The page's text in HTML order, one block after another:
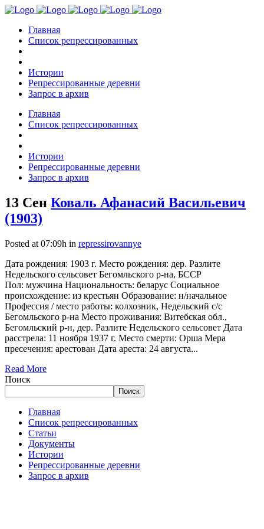
Главная
Список репрессированных
Истории
Репрессированные деревни
Запрос в архив
Главная
Список репрессированных
Истории
Репрессированные деревни
Запрос в архив
13 Сен Коваль Афанасий Васильевич
(1903)
Posted at 07:09h in repressirovannye
Дата рождения: 1903 г. Место рождения: дер. Разлите
Недельского сельсовет Бегомльского р-на, БССР
Пол: мужчина Национальность: беларус Социальное
происхождение: из крестьян Образование: н/начальное
Профессия / место работы: колхозник, Недельский с/с
Бегомльского р-на Место проживания: Витебская обл.,
Бегомльский р-н, дер. Разлите Недельского сельсовет Дата
расстрела: 11 ноября 1937 г. Место смерти: Орша Мера
пресечения: арестован Дата ареста: 24 августа...
Read More
Поиск
Поиск
Главная
Список репрессированных
Статьи
Документы
Истории
Репрессированные деревни
Запрос в архив